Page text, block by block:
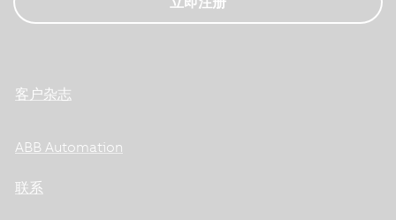
客户杂志
ABB Automation
联系